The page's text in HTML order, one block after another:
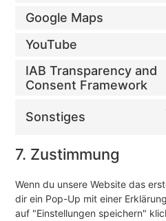
Google Maps
YouTube
IAB Transparency and
Consent Framework
Sonstiges
7. Zustimmung
Wenn du unsere Website das
dir ein Pop-Up mit einer
auf "Einstellungen speichern"